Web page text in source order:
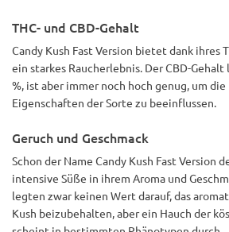
THC- und CBD-Gehalt
Candy Kush Fast Version bietet dank ihres
ein starkes Raucherlebnis. Der CBD-
%, ist aber immer noch hoch genug, um
Eigenschaften der Sorte zu beeinflussen.
Geruch und Geschmack
Schon der Name Candy Kush Fast Version
intensive Süße in ihrem Aroma und
legten zwar keinen Wert darauf, das
Kush beizubehalten, aber ein Hauch der